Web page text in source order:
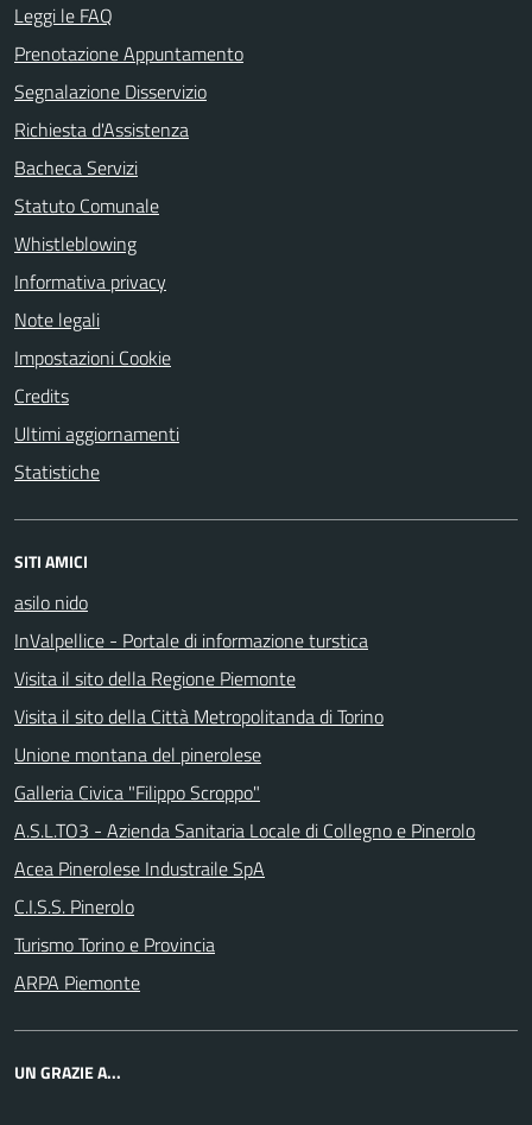
Leggi le FAQ
Prenotazione Appuntamento
Segnalazione Disservizio
Richiesta d'Assistenza
Bacheca Servizi
Statuto Comunale
Whistleblowing
Informativa privacy
Note legali
Impostazioni Cookie
Credits
Ultimi aggiornamenti
Statistiche
SITI AMICI
asilo nido
InValpellice - Portale di informazione turstica
Visita il sito della Regione Piemonte
Visita il sito della Città Metropolitanda di Torino
Unione montana del pinerolese
Galleria Civica "Filippo Scroppo"
A.S.L.TO3 - Azienda Sanitaria Locale di Collegno e Pinerolo
Acea Pinerolese Industraile SpA
C.I.S.S. Pinerolo
Turismo Torino e Provincia
ARPA Piemonte
UN GRAZIE A...